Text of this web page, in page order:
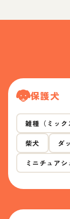
保護犬
雑種（ミック
柴犬 ダ
ミニチュア